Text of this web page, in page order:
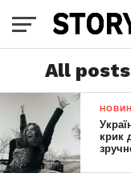
All
крик